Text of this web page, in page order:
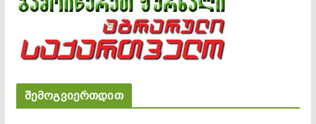
შემოგვიერთდით